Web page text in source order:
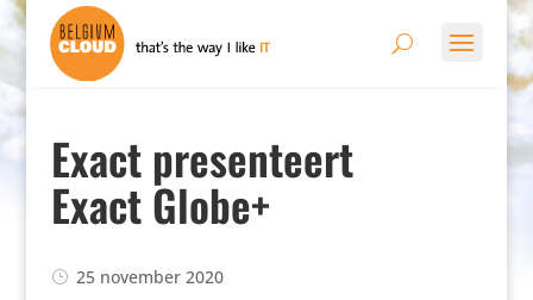
Exact presenteert
Exact Globe+
25 november 2020